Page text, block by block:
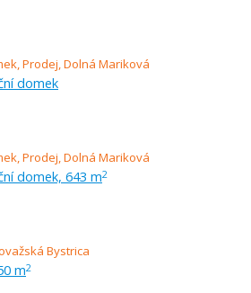
domek
domek, 643 m2
m2